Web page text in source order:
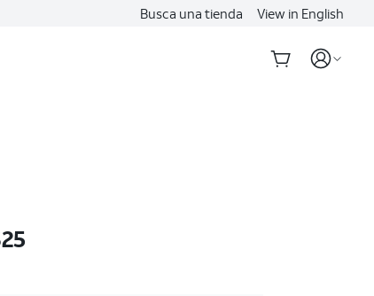
Busca una tienda View in English